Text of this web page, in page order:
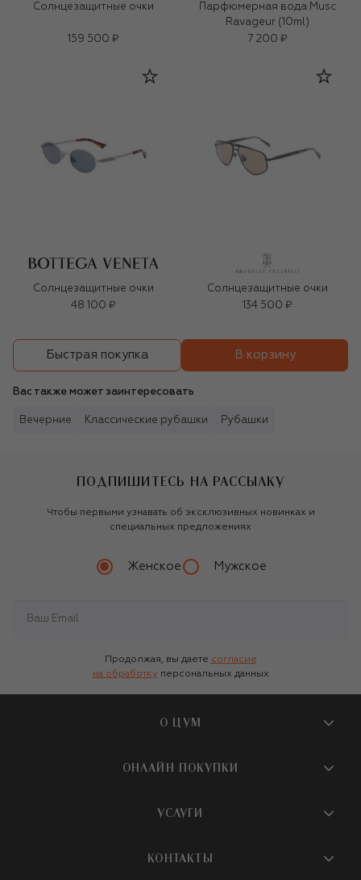
Солнцезащитные очки
159 500 ₽
Парфюмерная вода Musc
Ravageur (10ml)
7 200 ₽
Солнцезащитные очки
48 100 ₽
Солнцезащитные очки
134 500 ₽
Быстрая покупка В корзину
Вас также может заинтересовать
Вечерние Классические рубашки Рубашки
ПОДПИШИТЕСЬ НА РАССЫЛКУ
Чтобы первыми узнавать об эксклюзивных новинках и
специальных предложениях
Женское Мужское
Продолжая, вы даете согласие
на обработку персональных данных
О ЦУМ
О магазине
Бутики и ПВЗ ЦУМ
ОНЛАЙН ПОКУПКИ
Доставка
УСЛУГИ
КОНТАКТЫ